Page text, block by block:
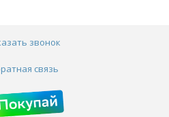
звонок
связь